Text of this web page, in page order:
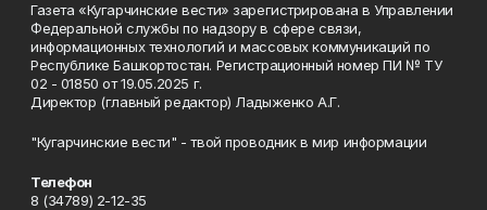
Газета «Кугарчинские вести» зарегистрирована в Управлении
Федеральной службы по надзору в сфере связи,
информационных технологий и массовых коммуникаций по
Республике Башкортостан. Регистрационный номер ПИ № ТУ
02 - 01850 от 19.05.2025 г.
Директор (главный редактор) Ладыженко А.Г.
"Кугарчинские вести" - твой проводник в мир информации
Телефон
8 (34789) 2-12-35